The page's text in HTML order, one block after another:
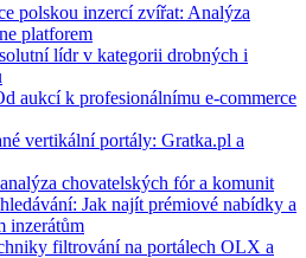
polskou inzercí zvířat: Analýza
platforem
lídr v kategorii drobných i
aukcí k profesionálnímu e-commerce
vertikální portály: Gratka.pl a
chovatelských fór a komunit
Jak najít prémiové nabídky a
inzerátům
filtrování na portálech OLX a